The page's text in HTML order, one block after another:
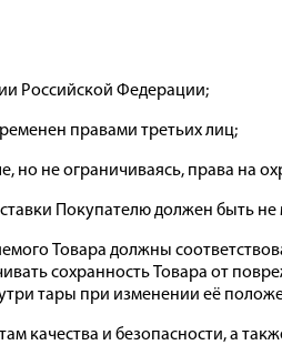
Российской Федерации;
правами третьих лиц;
но не ограничиваясь, права на
Покупателю должен быть
Товара должны
сохранность Товара от
тары при изменении её
качества и безопасности, а